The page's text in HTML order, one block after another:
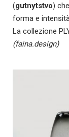
(gutnytstvo)
forma e
La collezione
(faina.design)